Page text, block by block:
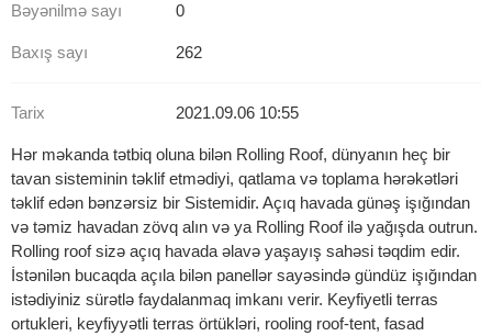
Bəyənilmə sayı 0
Baxış sayı 262
Tarix 2021.09.06 10:55
Hər məkanda tətbiq oluna bilən Rolling Roof, dünyanın heç bir
tavan sisteminin təklif etmədiyi, qatlama və toplama hərəkətləri
təklif edən bənzərsiz bir Sistemidir. Açıq havada günəş işığından
və təmiz havadan zövq alın və ya Rolling Roof ilə yağışda outrun.
Rolling roof sizə açıq havada əlavə yaşayış sahəsi təqdim edir.
İstənilən bucaqda açıla bilən panellər sayəsində gündüz işığından
istədiyiniz sürətlə faydalanmaq imkanı verir. Keyfiyetli terras
ortukleri, keyfiyyətli terras örtükləri, rooling roof-tent, fasad